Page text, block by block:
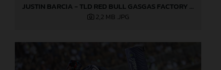
JUSTIN BARCIA - TLD RED BULL GASGAS FACTORY RACING - LAS VEGAS 02
2,2 MB .JPG